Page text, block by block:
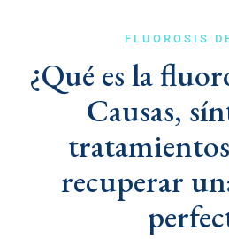
FLUOROSIS
¿Qué es la
Causas,
recuperar